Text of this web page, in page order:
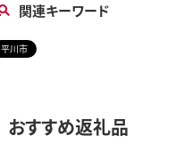
関連キーワード
平川市
おすすめ返礼品